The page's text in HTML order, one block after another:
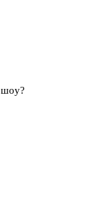
шoу?